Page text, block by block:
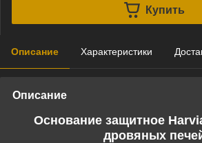
Купить
Описание Характеристики
Описание
Основание защитное
дровяных